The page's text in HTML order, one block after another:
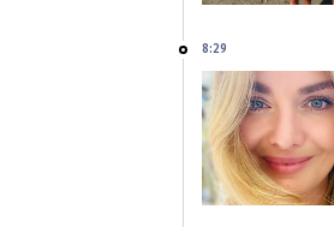
8:29